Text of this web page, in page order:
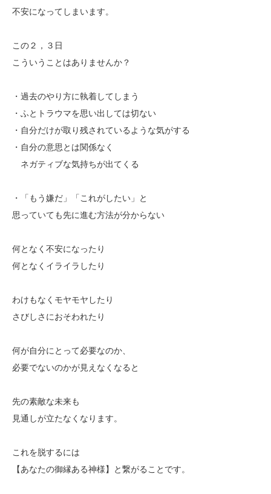
不安になってしまいます。
この２，３日
こういうことはありませんか？
・過去のやり方に執着してしまう
・ふとトラウマを思い出しては切ない
・自分だけが取り残されているような気がする
・自分の意思とは関係なく
ネガティブな気持ちが出てくる
・「もう嫌だ」「これがしたい」と
思っていても先に進む方法が分からない
何となく不安になったり
何となくイライラしたり
わけもなくモヤモヤしたり
さびしさにおそわれたり
何が自分にとって必要なのか、
必要でないのかが見えなくなると
先の素敵な未来も
見通しが立たなくなります。
これを脱するには
【あなたの御縁ある神様】と繋がることです。